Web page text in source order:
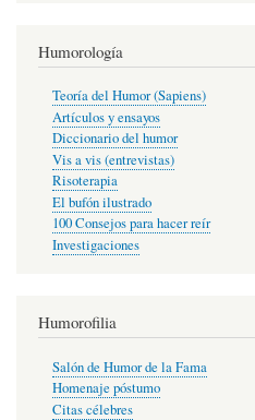
Humorología
Teoría del Humor (Sapiens)
Artículos y ensayos
Diccionario del humor
Vis a vis (entrevistas)
Risoterapia
El bufón ilustrado
100 Consejos para hacer reír
Investigaciones
Humorofilia
Salón de Humor de la Fama
Homenaje póstumo
Citas célebres